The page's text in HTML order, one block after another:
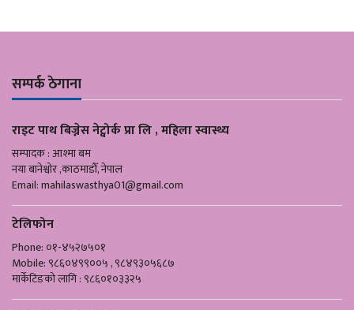
सम्पर्क ठेगाना
राइट पाथ बिज्नेस नेट्वोर्क प्रा लि , महिला स्वास्थ्य
सम्पादक : आश्मा बम
नया बानेश्वोर ,काठमाडौँ, नेपाल
Email:mahilaswasthya01@gmail.com
टेलिफोन
Phone: ०१-४५२७५०१
Mobile: ९८६०४९९००५ , ९८४९३०५६८७
मार्केटिङको लागि : ९८६०१०३३२५